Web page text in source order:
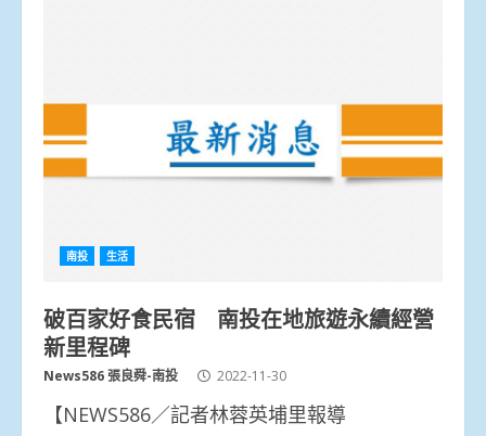
南投 生活
破百家好食民宿 南投在地旅遊永續經營
新里程碑
News586 張良舜-南投 2022-11-30
【NEWS586／記者林蓉英埔里報導